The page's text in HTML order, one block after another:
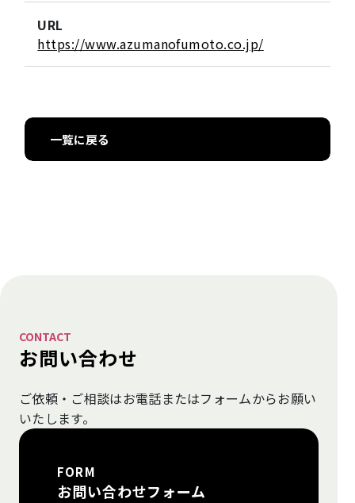
URL
https://www.azumanofumoto.co.jp/
一覧に戻る
CONTACT
お問い合わせ
ご依頼・ご相談はお電話またはフォームからお願い
いたします。
FORM
お問い合わせフォーム